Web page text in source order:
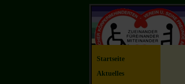
Startseite
Aktuelles